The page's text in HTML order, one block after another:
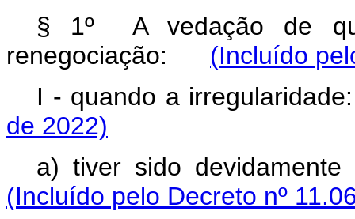
§ 1º A vedação de
renegociação: (Incluído
I - quando a
de 2022)
a) tiver sido
(Incluído pelo Decreto nº